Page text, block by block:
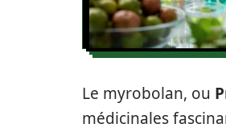
Le myrobolan, ou
médicinales